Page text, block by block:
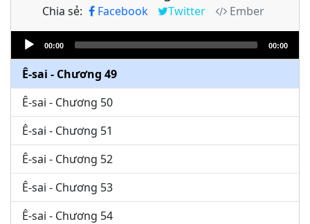
Chia sẻ: Facebook Twitter
Ember
Audio
Player
00:00 00:00
Ê-sai - Chương 47
Ê-sai - Chương 48
Ê-sai - Chương 49
Ê-sai - Chương 50
Ê-sai - Chương 51
Ê-sai - Chương 52
Ê-sai - Chương 53
Ê-sai - Chương 54